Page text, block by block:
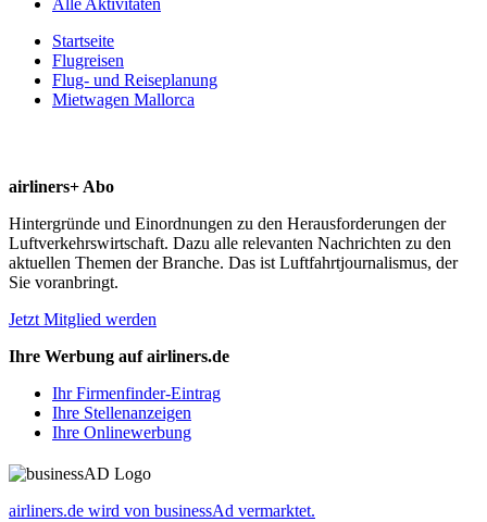
Startseite
Flugreisen
Flug- und Reiseplanung
Mietwagen Mallorca
airliners+ Abo
Hintergründe und Einordnungen zu den Herausforderungen der
Luftverkehrswirtschaft. Dazu alle relevanten Nachrichten zu den
aktuellen Themen der Branche. Das ist Luftfahrtjournalismus, der
Sie voranbringt.
Jetzt Mitglied werden
Ihre Werbung auf airliners.de
Ihr Firmenfinder-Eintrag
Ihre Stellenanzeigen
Ihre Onlinewerbung
airliners.de wird von businessAd vermarktet.